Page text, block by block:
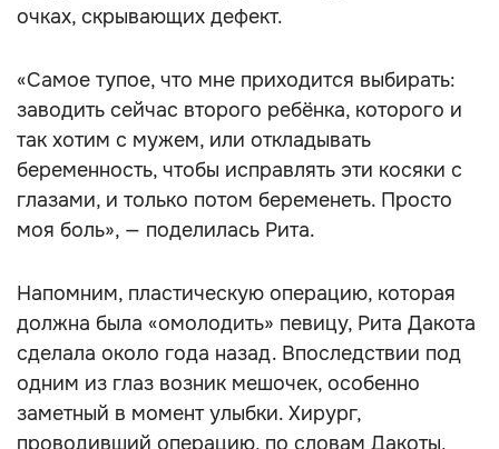
очках, скрывающих дефект.
«Самое тупое, что мне приходится выбирать:
заводить сейчас второго ребёнка, которого и
так хотим с мужем, или откладывать
беременность, чтобы исправлять эти косяки с
глазами, и только потом беременеть. Просто
моя боль», — поделилась Рита.
Напомним, пластическую операцию, которая
должна была «омолодить» певицу, Рита Дакота
сделала около года назад. Впоследствии под
одним из глаз возник мешочек, особенно
заметный в момент улыбки. Хирург,
проводивший операцию, по словам Дакоты,